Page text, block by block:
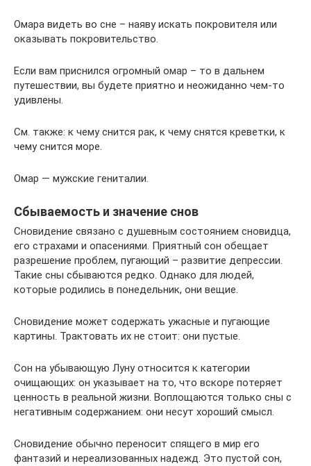
Омара видеть во сне – наяву искать покровителя или
оказывать покровительство.
Если вам приснился огромный омар – то в дальнем
путешествии, вы будете приятно и неожиданно чем-то
удивлены.
См. также: к чему снится рак, к чему снятся креветки, к
чему снится море.
Омар — мужские гениталии.
Сбываемость и значение снов
Сновидение связано с душевным состоянием сновидца,
его страхами и опасениями. Приятный сон обещает
разрешение проблем, пугающий – развитие депрессии.
Такие сны сбываются редко. Однако для людей,
которые родились в понедельник, они вещие.
Сновидение может содержать ужасные и пугающие
картины. Трактовать их не стоит: они пустые.
Сон на убывающую Луну относится к категории
очищающих: он указывает на то, что вскоре потеряет
ценность в реальной жизни. Воплощаются только сны с
негативным содержанием: они несут хороший смысл.
Сновидение обычно переносит спящего в мир его
фантазий и нереализованных надежд. Это пустой сон,